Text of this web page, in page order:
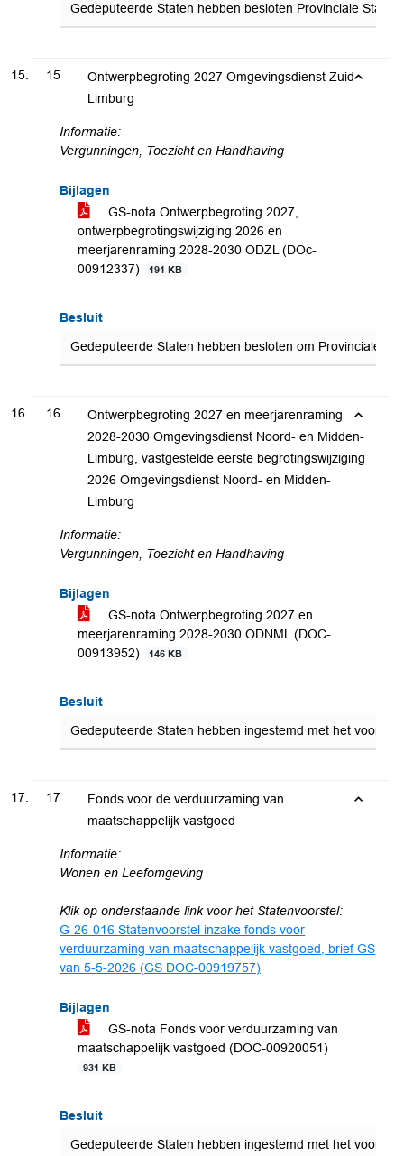
Gedeputeerde Staten hebben besloten Provinciale
15
Ontwerpbegroting 2027 Omgevingsdienst Zuid-
Limburg
Informatie:
Vergunningen, Toezicht en Handhaving
Bijlagen
GS-nota Ontwerpbegroting 2027,
ontwerpbegrotingswijziging 2026 en
meerjarenraming 2028-2030 ODZL (DOc-
00912337)
191 KB
Besluit
Gedeputeerde Staten hebben besloten om Provinciale
16
Ontwerpbegroting 2027 en meerjarenraming
2028-2030 Omgevingsdienst Noord- en Midden-
Limburg, vastgestelde eerste begrotingswijziging
2026 Omgevingsdienst Noord- en Midden-
Limburg
Informatie:
Vergunningen, Toezicht en Handhaving
Bijlagen
GS-nota Ontwerpbegroting 2027 en
meerjarenraming 2028-2030 ODNML (DOC-
00913952)
146 KB
Besluit
Gedeputeerde Staten hebben ingestemd met het
17
Fonds voor de verduurzaming van
maatschappelijk vastgoed
Informatie:
Wonen en Leefomgeving
Klik op onderstaande link voor het Statenvoorstel:
G-26-016 Statenvoorstel inzake fonds voor
verduurzaming van maatschappelijk vastgoed, brief GS
van 5-5-2026 (GS DOC-00919757)
Bijlagen
GS-nota Fonds voor verduurzaming van
maatschappelijk vastgoed (DOC-00920051)
931 KB
Besluit
Gedeputeerde Staten hebben ingestemd met het